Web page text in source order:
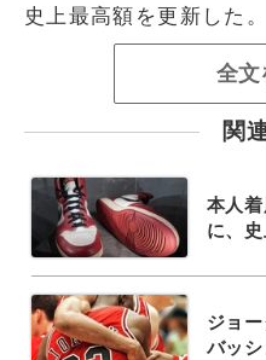
史上最高額を更新した。
全文
関
本人
に、
ジョ
バッ